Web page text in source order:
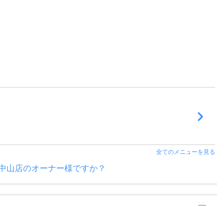
全てのメニューを見る
店のオーナー様ですか？